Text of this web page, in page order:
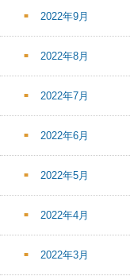
2022年9月
2022年8月
2022年7月
2022年6月
2022年5月
2022年4月
2022年3月